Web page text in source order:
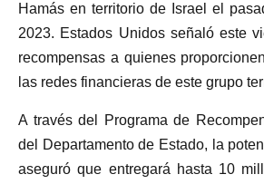
Hamás en territorio de Israel el
2023. Estados Unidos señaló este
recompensas a quienes
las redes financieras de este grupo
A través del Programa de
del Departamento de Estado, la
aseguró que entregará hasta 10